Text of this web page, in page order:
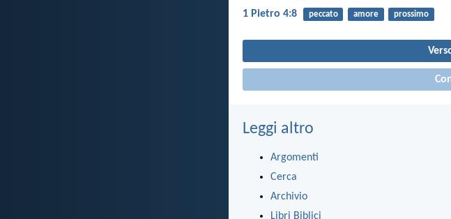
1 Pietro 4:8 peccato amore prossimo
Leggi altro
Argomenti
Cerca
Archivio
Libri Biblici